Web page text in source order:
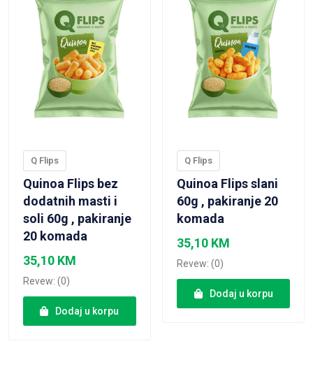
Q Flips
Quinoa Flips bez
dodatnih masti i
soli 60g , pakiranje
20 komada
35,10 KM
Revew: (0)
Dodaj u korpu
Q Flips
Quinoa Flips slani
60g , pakiranje 20
komada
35,10 KM
Revew: (0)
Dodaj u korpu